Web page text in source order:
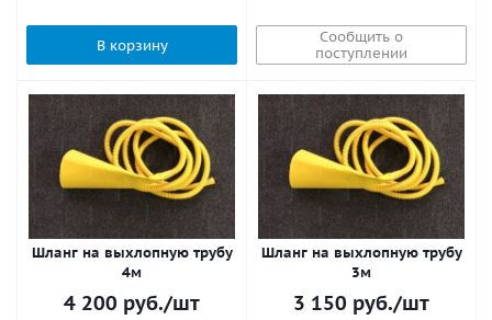
В корзину
Сообщить о
поступлении
Шланг на выхлопную трубу
4м
4 200 руб./шт
Шланг на выхлопную трубу
3м
3 150 руб./шт